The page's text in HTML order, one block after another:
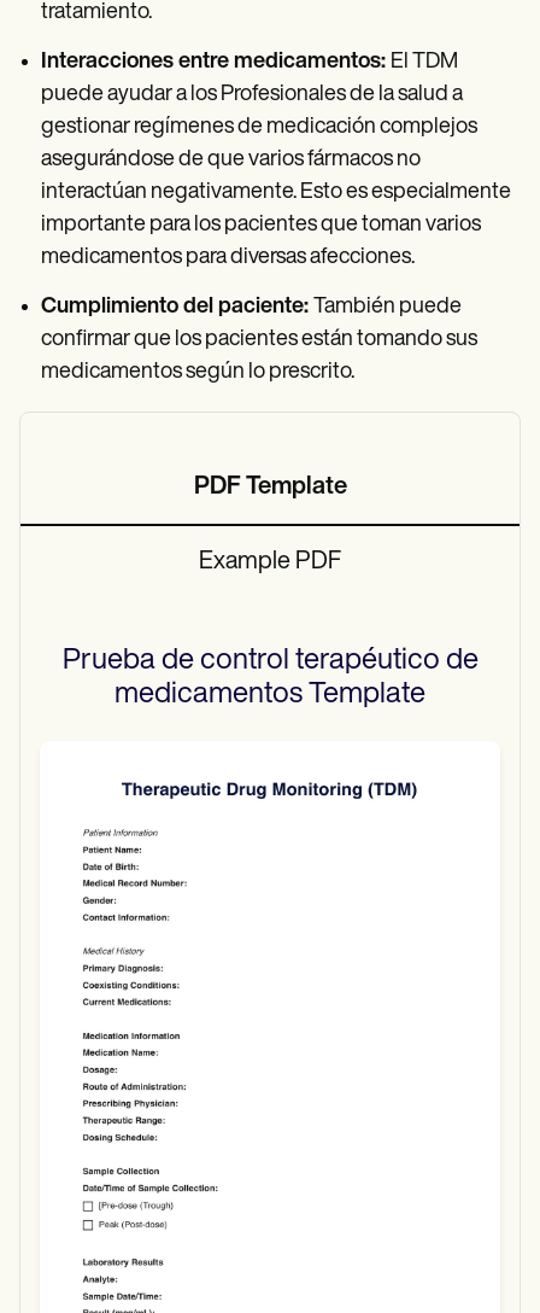
tratamiento.
Interacciones entre medicamentos: El TDM
puede ayudar a los Profesionales de la salud a
gestionar regímenes de medicación complejos
asegurándose de que varios fármacos no
interactúan negativamente. Esto es especialmente
importante para los pacientes que toman varios
medicamentos para diversas afecciones.
Cumplimiento del paciente: También puede
confirmar que los pacientes están tomando sus
medicamentos según lo prescrito.
PDF Template
Example PDF
Prueba de control terapéutico de
medicamentos Template